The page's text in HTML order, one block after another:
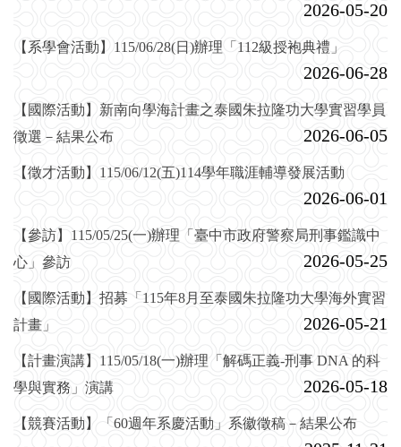
2026-05-20
【系學會活動】115/06/28(日)辦理「112級授袍典禮」
2026-06-28
【國際活動】新南向學海計畫之泰國朱拉隆功大學實習學員
徵選－結果公布
2026-06-05
【徵才活動】115/06/12(五)114學年職涯輔導發展活動
2026-06-01
【參訪】115/05/25(一)辦理「臺中市政府警察局刑事鑑識中
心」參訪
2026-05-25
【國際活動】招募「115年8月至泰國朱拉隆功大學海外實習
計畫」
2026-05-21
【計畫演講】115/05/18(一)辦理「解碼正義-刑事 DNA 的科
學與實務」演講
2026-05-18
【競賽活動】「60週年系慶活動」系徽徵稿－結果公布